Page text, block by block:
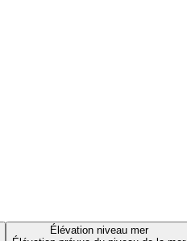
Élévation niveau mer